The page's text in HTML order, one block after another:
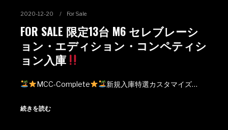
2020-12-20 For Sale
FOR SALE 限定13台 M6 セレブレーシ
ョン・エディション・コンペティシ
ョン入庫
MCC-Complete 新規入庫特選カスタマイズ…
続きを読む